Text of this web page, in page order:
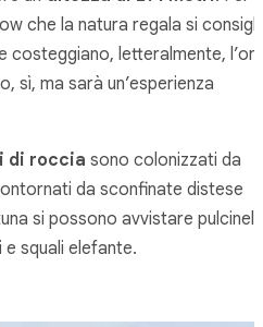
che la natura regala si
costeggiano, letteralmente,
sì, ma sarà un’esperienza
di roccia sono colonizzati da
da sconfinate distese
si possono avvistare
e squali elefante.